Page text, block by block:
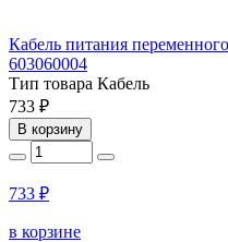
Кабель питания
603060004
Тип товара Кабель
733 ₽
В корзину
733 ₽
в корзине